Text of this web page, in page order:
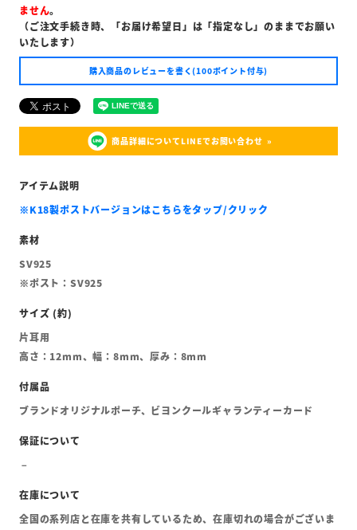
ません。
（ご注文手続き時、「お届け希望日」は「指定なし」のままでお願い
いたします）
購入商品のレビューを書く(100ポイント付与)
商品詳細についてLINEでお問い合わせ
※K18製ポストバージョンはこちらをタップ/クリック
SV925
※ポスト：SV925
片耳用
高さ：12mm、幅：8mm、厚み：8mm
ブランドオリジナルポーチ、ビヨンクールギャランティーカード
全国の系列店と在庫を共有しているため、在庫切れの場合がございま